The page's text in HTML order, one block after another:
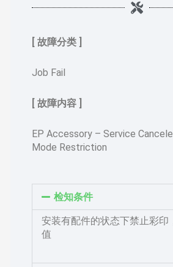
[ 故障分类 ]
Job Fail
[ 故障内容 ]
EP Accessory – Service
Mode Restriction
检知条件
安装有配件的状态下禁止彩印
值